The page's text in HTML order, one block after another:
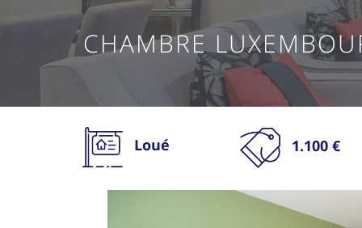
CHAMBRE
Loué 1.100 €